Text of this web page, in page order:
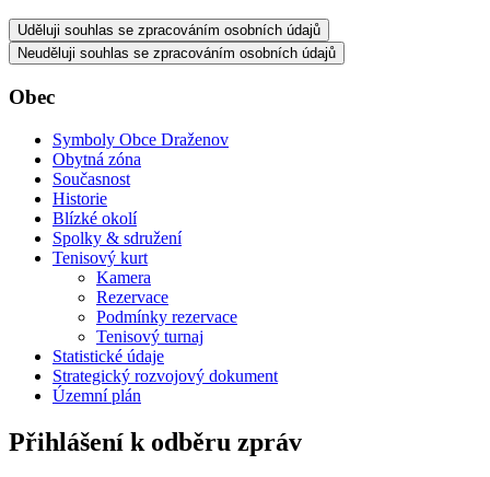
Uděluji souhlas se zpracováním osobních údajů
Neuděluji souhlas se zpracováním osobních údajů
Obec
Symboly Obce Draženov
Obytná zóna
Současnost
Historie
Blízké okolí
Spolky & sdružení
Tenisový kurt
Kamera
Rezervace
Podmínky rezervace
Tenisový turnaj
Statistické údaje
Strategický rozvojový dokument
Územní plán
Přihlášení k odběru zpráv